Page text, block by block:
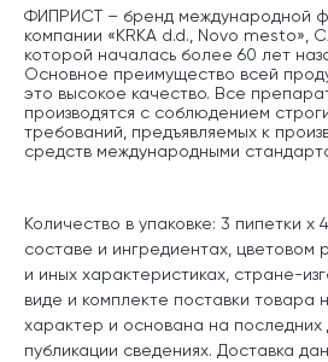
ФИПРИСТ – бренд международной
компании «KRKA d.d., Novo mesto»,
которой началась более 60 лет
Основное преимущество всей
это высокое качество. Все
производятся с соблюдением
требований, предъявляемых к
средств международными
Количество в упаковке: 3 пипетки
составе и ингредиентах, цветовом
и иных характеристиках, стране-
виде и комплекте поставки товара
характер и основана на последних
публикации сведениях. Доставка